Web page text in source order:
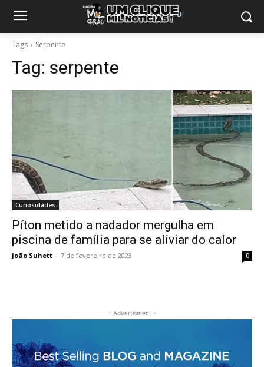
Tags Serpente
Tag: serpente
Curiosidades
Píton metido a nadador mergulha em
piscina de família para se aliviar do calor
João Suhett - 7 de fevereiro de 2023 0
- Advertisment -